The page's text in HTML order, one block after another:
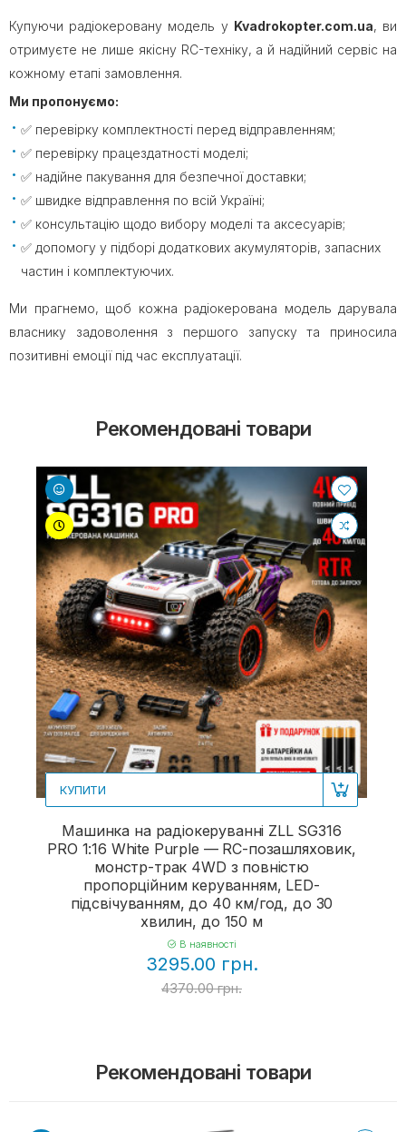
Купуючи радіокеровану модель у Kvadrokopter.com.ua, ви
отримуєте не лише якісну RC-техніку, а й надійний сервіс на
кожному етапі замовлення.
Ми пропонуємо:
✅ перевірку комплектності перед відправленням;
✅ перевірку працездатності моделі;
✅ надійне пакування для безпечної доставки;
✅ швидке відправлення по всій Україні;
✅ консультацію щодо вибору моделі та аксесуарів;
✅ допомогу у підборі додаткових акумуляторів, запасних
частин і комплектуючих.
Ми прагнемо, щоб кожна радіокерована модель дарувала
власнику задоволення з першого запуску та приносила
позитивні емоції під час експлуатації.
Рекомендовані товари
КУПИТИ
Машинка на радіокеруванні ZLL SG316
PRO 1:16 White Purple — RC-позашляховик,
монстр-трак 4WD з повністю
пропорційним керуванням, LED-
підсвічуванням, до 40 км/год, до 30
хвилин, до 150 м
В наявності
3295.00 грн.
4370.00 грн.
Рекомендовані товари